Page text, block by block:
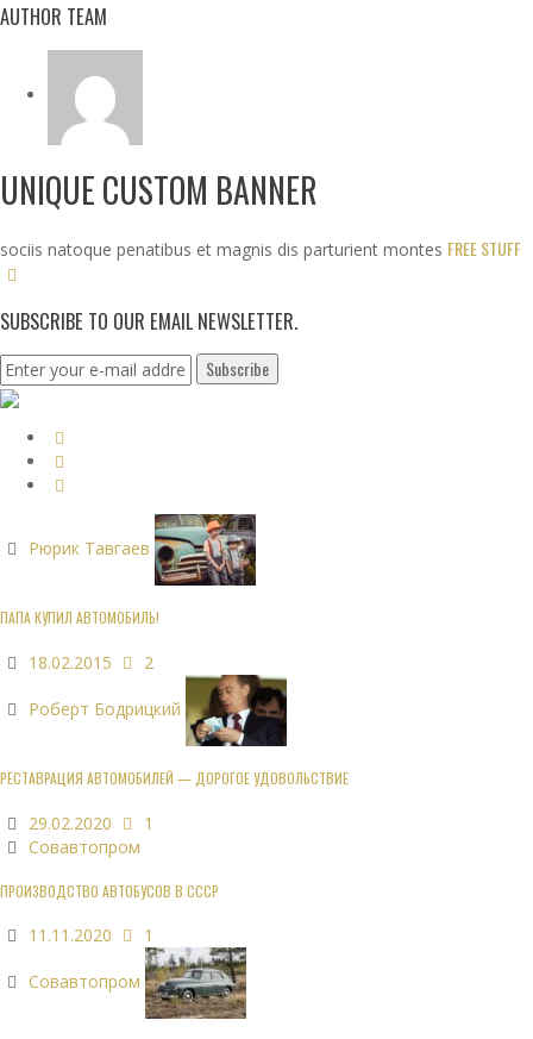
AUTHOR TEAM
UNIQUE CUSTOM BANNER
sociis natoque penatibus et magnis dis parturient montes FREE STUFF
SUBSCRIBE TO OUR EMAIL NEWSLETTER.
Рюрик Тавгаев
ПАПА КУПИЛ АВТОМОБИЛЬ!
18.02.2015 2
Роберт Бодрицкий
РЕСТАВРАЦИЯ АВТОМОБИЛЕЙ — ДОРОГОЕ УДОВОЛЬСТВИЕ
29.02.2020
1
Совавтопром
ПРОИЗВОДСТВО АВТОБУСОВ В СССР
11.11.2020 1
Совавтопром